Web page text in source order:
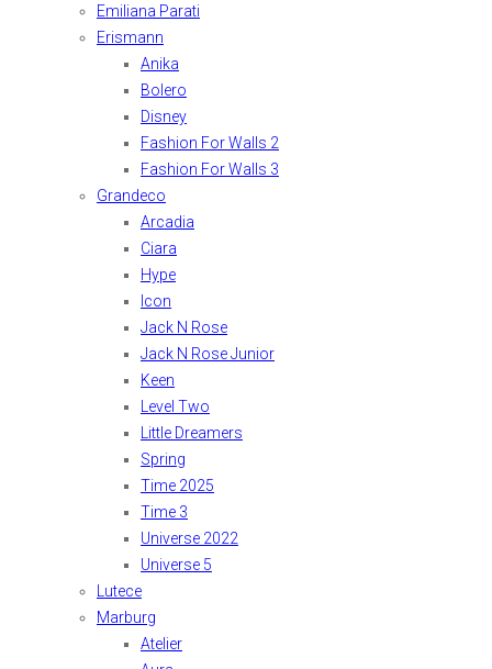
Emiliana Parati
Erismann
Anika
Bolero
Disney
Fashion For Walls 2
Fashion For Walls 3
Grandeco
Arcadia
Ciara
Hype
Icon
Jack N Rose
Jack N Rose Junior
Keen
Level Two
Little Dreamers
Spring
Time 2025
Time 3
Universe 2022
Universe 5
Lutece
Marburg
Atelier